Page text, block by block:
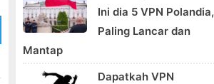
Ini dia 5 VPN Polandia,
Paling Lancar dan
Mantap
Dapatkah VPN